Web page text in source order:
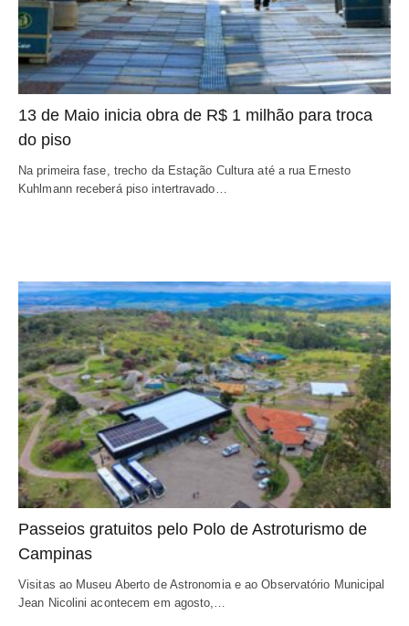
13 de Maio inicia obra de R$ 1 milhão para troca
do piso
Na primeira fase, trecho da Estação Cultura até a rua Ernesto
Kuhlmann receberá piso intertravado…
Passeios gratuitos pelo Polo de Astroturismo de
Campinas
Visitas ao Museu Aberto de Astronomia e ao Observatório Municipal
Jean Nicolini acontecem em agosto,…